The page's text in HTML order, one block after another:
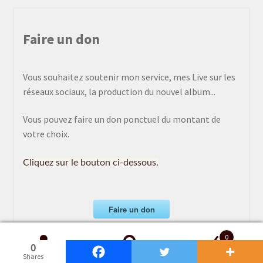
0
Shares
0
Shares
0
Shares
0
Shares
0
Shares
0
Shares
0
Shares
0
Shares
0
Shares
0
Shares
Faire un don
Vous souhaitez soutenir mon service, mes Live sur les
réseaux sociaux, la production du nouvel album...
Vous pouvez faire un don ponctuel du montant de
votre choix.
Cliquez sur le bouton ci-dessous.
Faire un don
[/wcm_restrict]
Recherche
Recherche
0